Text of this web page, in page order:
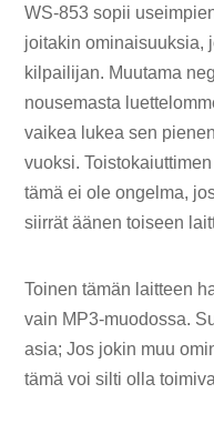
WS-853 sopii
joitakin ominaisuuksia,
kilpailijan. Muutama
nousemasta
vaikea lukea sen
vuoksi.
tämä ei ole ongelma,
siirrät äänen toiseen
Toinen tämän laitteen
vain MP3-muodossa.
asia; Jos jokin muu
tämä voi silti olla